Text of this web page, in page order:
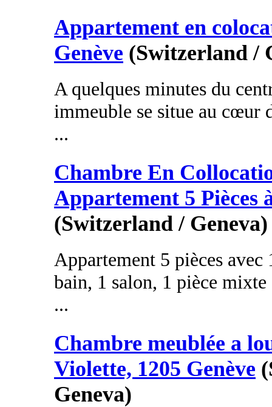
Appartement en
Genève (Switzerland /
A quelques minutes du
immeuble se situe au cœur
...
Chambre En
Appartement 5 Pièces
(Switzerland / Geneva)
Appartement 5 pièces avec
bain, 1 salon, 1 pièce
...
Chambre meublée a
Violette, 1205 Genève
Geneva)